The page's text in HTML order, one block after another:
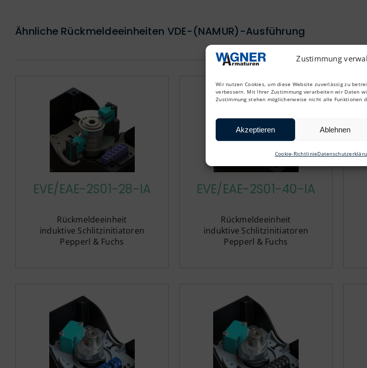
Zustimmung
Wir nutzen Cookies, um diese Website zuverlässig zu
verbessern. Mit Ihrer Zustimmung verarbeiten wir Daten
Zustimmung stehen möglicherweise nicht alle Funktionen
Akzeptieren Ablehnen
Cookie-Richtlinie
Ähnliche Rückmeldeeinheiten VDE-(NAMUR)-Ausführung
EVE/EAE-2S01-28-IA
Rückmeldeeinheit
induktive Schlitzinitiatoren
Pepperl & Fuchs
EVE/EAE-2S01-40-IA
Rückmeldeeinheit
induktive Schlitzinitiatoren
Pepperl & Fuchs